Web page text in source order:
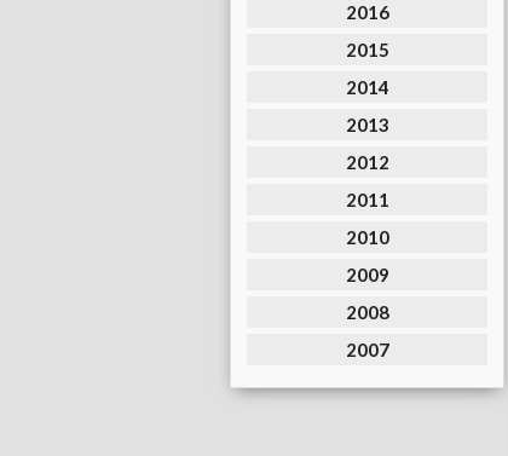
2016
2015
2014
2013
2012
2011
2010
2009
2008
2007